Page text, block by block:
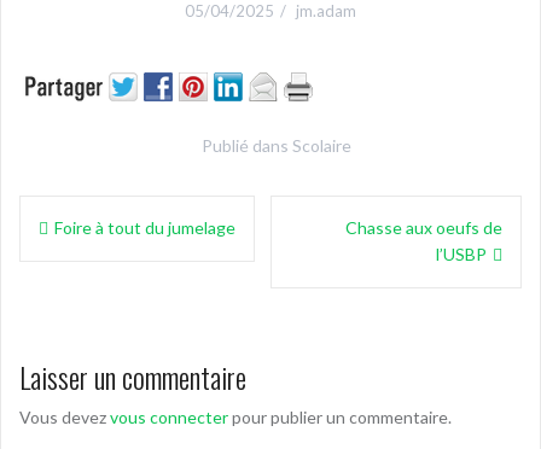
05/04/2025 jm.adam
Publié dans Scolaire
Navigation
Foire à tout du jumelage
Chasse aux oeufs de
l’USBP
Laisser un commentaire
Vous devezvous connecterpour publier un commentaire.